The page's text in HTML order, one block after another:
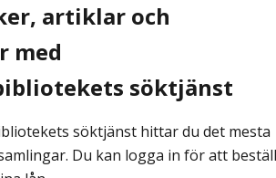
artiklar och
med
söktjänst
söktjänst hittar du det mesta
Du kan logga in för att